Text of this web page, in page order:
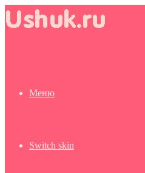
Меню
Switch skin